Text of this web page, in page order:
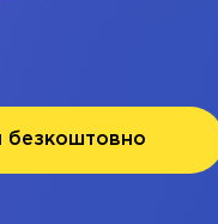
безкоштовно